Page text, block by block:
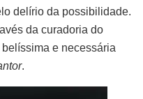
delírio da possibilidade.
da curadoria do
e necessária
.